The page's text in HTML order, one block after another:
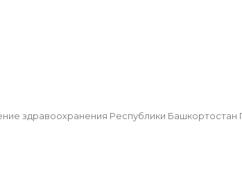
здравоохранения Республики Башкортостан